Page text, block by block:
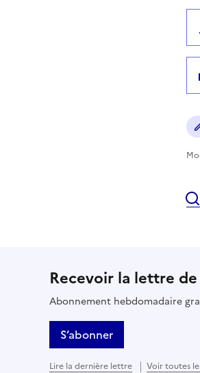
Recevoir la lettre
Abonnement hebdomadaire
S’abonner
Lire la dernière lettre Voir toutes